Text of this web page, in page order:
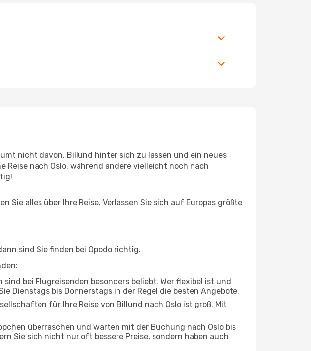
nicht davon, Billund hinter sich zu lassen und ein neues
Reise nach Oslo, während andere vielleicht noch nach
Sie alles über Ihre Reise. Verlassen Sie sich auf Europas größte
sind Sie finden bei Opodo richtig.
sind bei Flugreisenden besonders beliebt. Wer flexibel ist und
Dienstags bis Donnerstags in der Regel die besten Angebote.
für Ihre Reise von Billund nach Oslo ist groß. Mit
überraschen und warten mit der Buchung nach Oslo bis
Sie sich nicht nur oft bessere Preise, sondern haben auch